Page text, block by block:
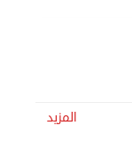
المزيد